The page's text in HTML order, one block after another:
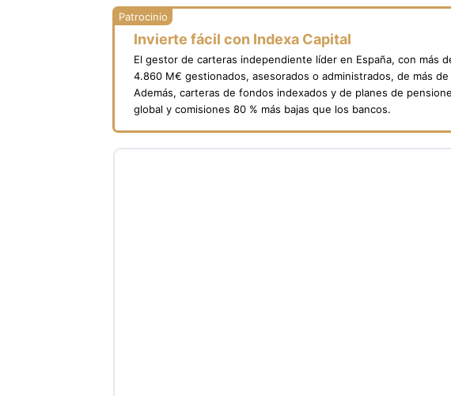
Invierte fácil con Indexa Capital
El gestor de carteras independiente líder en España, con más
4.860 M€ gestionados, asesorados o administrados, de más de
Además, carteras de fondos indexados y de planes de
global y comisiones 80 % más bajas que los bancos.